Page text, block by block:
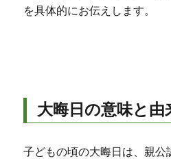
を具体的にお伝えします。
大晦日の意味と由
子どもの頃の大晦日は、親公